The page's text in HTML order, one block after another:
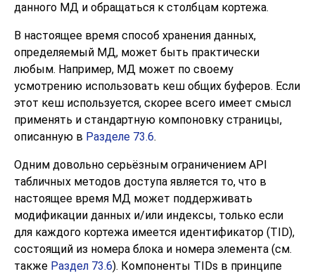
данного МД и обращаться к столбцам кортежа.
В настоящее время способ хранения данных,
определяемый МД, может быть практически
любым. Например, МД может по своему
усмотрению использовать кеш общих буферов. Если
этот кеш используется, скорее всего имеет смысл
применять и стандартную компоновку страницы,
описанную в Разделе 73.6.
Одним довольно серьёзным ограничением API
табличных методов доступа является то, что в
настоящее время МД может поддерживать
модификации данных и/или индексы, только если
для каждого кортежа имеется идентификатор (TID),
состоящий из номера блока и номера элемента (см.
также Раздел 73.6). Компоненты TIDs в принципе